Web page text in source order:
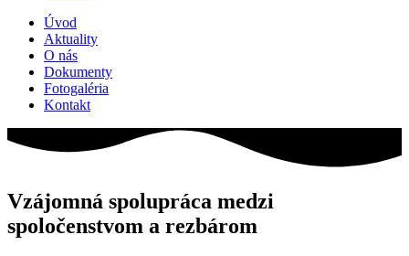
Úvod
Aktuality
O nás
Dokumenty
Fotogaléria
Kontakt
Vzájomná spolupráca medzi
spoločenstvom a rezbárom